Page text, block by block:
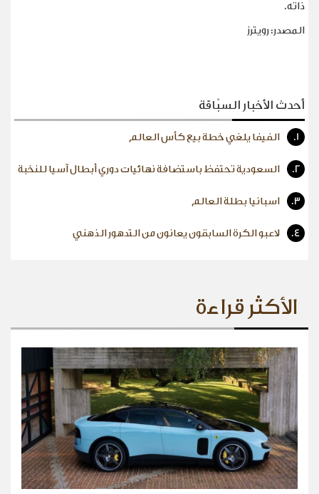
ذاته.
المصدر: رويترز
أحدث الأخبار السبّاقة
1. الفيفا يلغي خطة بيع كأس العالم
2. السعودية تحتفظ باستضافة نهائيات دوري أبطال آسيا للنخبة
3. اسبانيا بطلة العالم
4. لاعبو الكرة السابقون يعانون من التدهور الذهني
الأكثر قراءة